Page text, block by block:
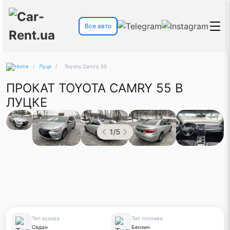
Все авто
/ Луцк / Toyota Camry 55
ПРОКАТ TOYOTA CAMRY 55 В
ЛУЦКЕ
1/5
Тип кузова
Седан
Тип топлива
Бензин